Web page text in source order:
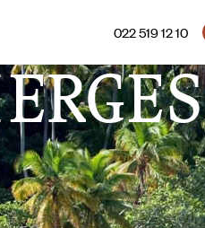
022 519 12 10